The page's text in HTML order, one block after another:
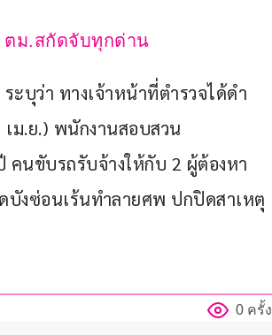
ตม.สกัดจับทุกด่าน
ะบุว่า ทางเจ้าหน้าที่ตํารวจได้ดํา
ม.ย.) พนักงานสอบสวน
คนขับรถรับจ้างให้กับ 2 ผู้ต้องหา
งซ่อนเร้นทำลายศพ ปกปิดสาเหตุ
0 ครั้ง